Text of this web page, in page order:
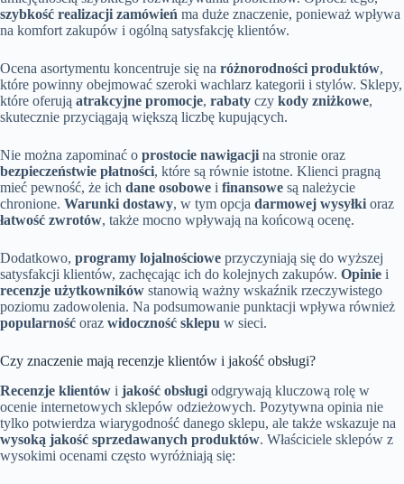
szybkość realizacji zamówień ma duże znaczenie, ponieważ wpływa
na komfort zakupów i ogólną satysfakcję klientów.
Ocena asortymentu koncentruje się na różnorodności produktów,
które powinny obejmować szeroki wachlarz kategorii i stylów. Sklepy,
które oferują atrakcyjne promocje, rabaty czy kody zniżkowe,
skutecznie przyciągają większą liczbę kupujących.
Nie można zapominać o prostocie nawigacji na stronie oraz
bezpieczeństwie płatności, które są równie istotne. Klienci pragną
mieć pewność, że ich dane osobowe i finansowe są należycie
chronione. Warunki dostawy, w tym opcja darmowej wysyłki oraz
łatwość zwrotów, także mocno wpływają na końcową ocenę.
Dodatkowo, programy lojalnościowe przyczyniają się do wyższej
satysfakcji klientów, zachęcając ich do kolejnych zakupów. Opinie i
recenzje użytkowników stanowią ważny wskaźnik rzeczywistego
poziomu zadowolenia. Na podsumowanie punktacji wpływa również
popularność oraz widoczność sklepu w sieci.
Czy znaczenie mają recenzje klientów i jakość obsługi?
Recenzje klientów i jakość obsługi odgrywają kluczową rolę w
ocenie internetowych sklepów odzieżowych. Pozytywna opinia nie
tylko potwierdza wiarygodność danego sklepu, ale także wskazuje na
wysoką jakość sprzedawanych produktów. Właściciele sklepów z
wysokimi ocenami często wyróżniają się: